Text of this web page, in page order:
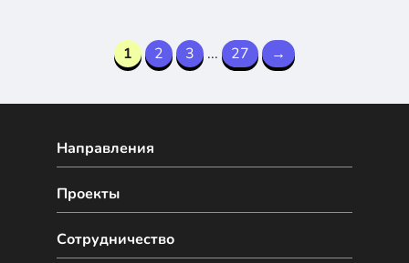
1 2 3 ... 27 →
Направления
Сотрудничество
Проекты